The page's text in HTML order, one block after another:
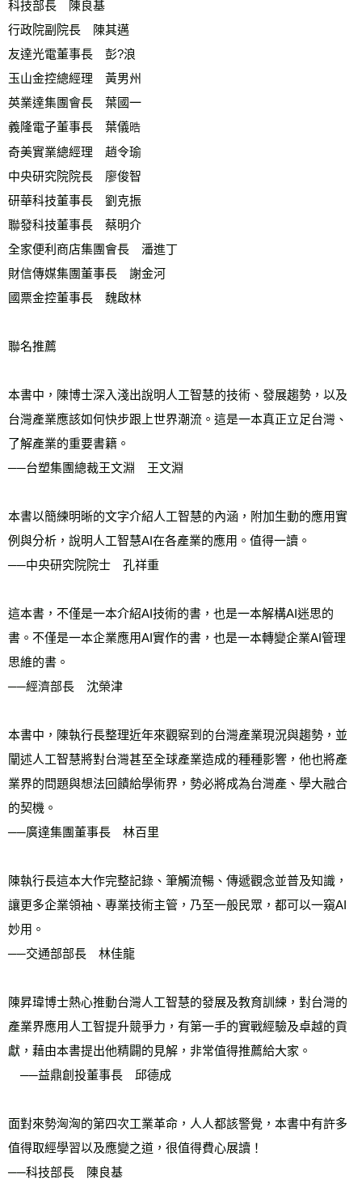
科技部長　陳良基
行政院副院長　陳其邁
友達光電董事長　彭?浪
玉山金控總經理　黃男州
英業達集團會長　葉國一
義隆電子董事長　葉儀晧
奇美實業總經理　趙令瑜
中央研究院院長　廖俊智
研華科技董事長　劉克振
聯發科技董事長　蔡明介
全家便利商店集團會長　潘進丁
財信傳媒集團董事長　謝金河
國票金控董事長　魏啟林
聯名推薦
本書中，陳博士深入淺出說明人工智慧的技術、發展趨勢，以及
台灣產業應該如何快步跟上世界潮流。這是一本真正立足台灣、
了解產業的重要書籍。
──台塑集團總裁王文淵　王文淵
本書以簡練明晰的文字介紹人工智慧的內涵，附加生動的應用實
例與分析，說明人工智慧AI在各產業的應用。值得一讀。
──中央研究院院士　孔祥重
這本書，不僅是一本介紹AI技術的書，也是一本解構AI迷思的
書。不僅是一本企業應用AI實作的書，也是一本轉變企業AI管理
思維的書。
──經濟部長　沈榮津
本書中，陳執行長整理近年來觀察到的台灣產業現況與趨勢，並
闡述人工智慧將對台灣甚至全球產業造成的種種影響，他也將產
業界的問題與想法回饋給學術界，勢必將成為台灣產、學大融合
的契機。
──廣達集團董事長　林百里
陳執行長這本大作完整記錄、筆觸流暢、傳遞觀念並普及知識，
讓更多企業領袖、專業技術主管，乃至一般民眾，都可以一窺AI
妙用。
──交通部部長　林佳龍
陳昇瑋博士熱心推動台灣人工智慧的發展及教育訓練，對台灣的
產業界應用人工智提升競爭力，有第一手的實戰經驗及卓越的貢
──益鼎創投董事長　邱德成
面對來勢洶洶的第四次工業革命，人人都該警覺，本書中有許多
值得取經學習以及應變之道，很值得費心展讀！
──科技部長　陳良基